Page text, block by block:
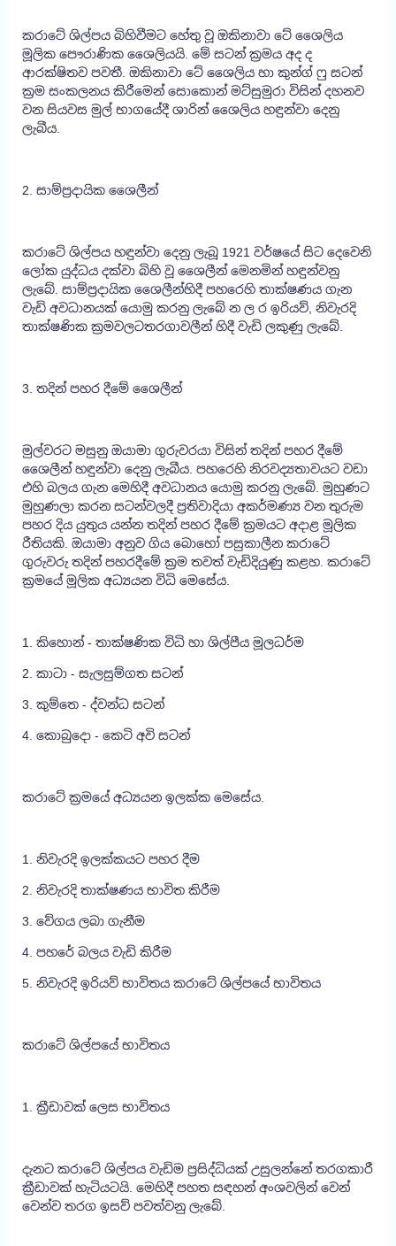
කරාටේ ශිල්පය බිහිවීමට හේතු වූ ඔකිනාවා ටේ ශෛලිය
මූලික පෞරාණික ශෛලියයි. මේ සටන් ක්‍රමය අද ද
ආරක්ෂිතව පවතී. ඔකිනාවා ටේ ශෛලිය හා කුන්ග් ෆු සටන්
ක්‍රම සංකලනය කිරීමෙන් සොකොන් මට්සුමුරා විසින් දහනව
වන සියවස මුල් භාගයේදී ශාරින් ශෛලිය හඳුන්වා දෙනු
ලැබීය.
2. සාම්ප්‍රදායික ශෛලීන්
කරාටේ ශිල්පය හඳුන්වා දෙනු ලැබූ 1921 වර්ෂයේ සිට දෙවෙනි
ලෝක යුද්ධය දක්වා බිහි වූ ශෛලීන් මෙනමින් හඳුන්වනු
ලැබේ. සාම්ප්‍රදායික ශෛලීන්හිදී පහරෙහි තාක්ෂණය ගැන
වැඩි අවධානයක් යොමු කරනු ලැබේ න ල ර ඉරියව්, නිවැරදි
තාක්ෂණික ක්‍රමවලටතරගාවලීන් හිදී වැඩි ලකුණු ලැබේ.
3. තදින් පහර දීමේ ශෛලීන්
මුල්වරට මසුනු ඔයාමා ගුරුවරයා විසින් තදින් පහර දීමේ
ශෛලීන් හඳුන්වා දෙනු ලැබීය. පහරෙහි නිරවද්‍යතාවයට වඩා
එහි බලය ගැන මෙහිදී අවධානය යොමු කරනු ලැබේ. මුහුණට
මුහුණලා කරන සටන්වලදී ප්‍රතිවාදියා අකර්මණ්‍ය වන තුරුම
පහර දිය යුතුය යන්න තදින් පහර දීමේ ක්‍රමයට අදාළ මූලික
රීතියකි. ඔයාමා අනුව ගිය බොහෝ පසුකාලීන කරාටේ
ගුරුවරු තදින් පහරදීමේ ක්‍රම තවත් වැඩිදියුණු කළහ. කරාටේ
ක්‍රමයේ මූලික අධ්‍යයන විධි මෙසේය.
1. කිහොන් - තාක්ෂණික විධි හා ශිල්පීය මූලධර්ම
2. කාටා - සැලසුම්ගත සටන්
3. කුම්තෙ - ද්වන්ධ සටන්
4. කොබුදො - කෙටි අවි සටන්
කරාටේ ක්‍රමයේ අධ්‍යයන ඉලක්ක මෙසේය.
1. නිවැරදි ඉලක්කයට පහර දීම
2. නිවැරදි තාක්ෂණය භාවිත කිරීම
3. වේගය ලබා ගැනීම
4. පහරේ බලය වැඩි කිරීම
5. නිවැරදි ඉරියව් භාවිතය කරාටේ ශිල්පයේ භාවිතය
කරාටේ ශිල්පයේ භාවිතය
1. ක්‍රීඩාවක් ලෙස භාවිතය
දැනට කරාටේ ශිල්පය වැඩිම ප්‍රසිද්ධියක් උසුලන්නේ තරගකාරී
ක්‍රීඩාවක් හැටියටයි. මෙහිදී පහත සඳහන් අංශවලින් වෙන්
වෙන්ව තරග ඉසව් පවත්වනු ලැබේ.